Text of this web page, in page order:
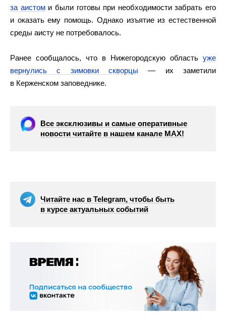
за аистоми были готовы при необходимости забрать его
и оказать ему помощь. Однако изъятие из естественной
среды аисту не потребовалось.
Ранее сообщалось, что в Нижегородскую область уже
вернулись с зимовки скворцы — их заметили
в Керженском заповеднике.
Все эксклюзивы и самые оперативные
новости читайте в нашем канале МАХ!
Читайте нас в Telegram, чтобы быть
в курсе актуальных событий